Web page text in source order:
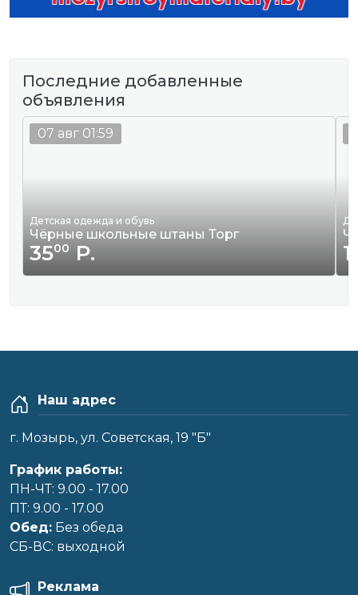
Последние добавленные
объявления
Детская одежда и обувь
Чёрные школьные штаны Торг
3500Р.
07 авг 01:59
Наш адрес
г. Мозырь, ул. Советская, 19 "Б"
График работы:
ПН-ЧТ: 9.00 - 17.00
ПТ: 9.00 - 17.00
Обед: Без обеда
CБ-ВС: выходной
Реклама